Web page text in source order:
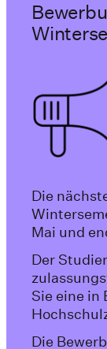
Die
Mai und
Der
Sie eine in
Die